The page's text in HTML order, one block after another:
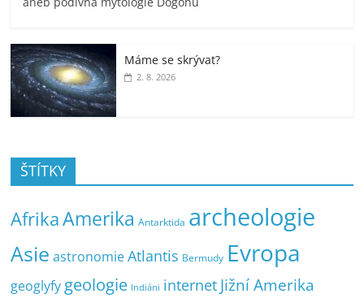
Máme se skrývat?
2. 8. 2026
ŠTÍTKY
AfrikaAmerika Antarktida archeologie
Asie astronomie Atlantis Bermudy Evropa
geoglyfy geologie Indiáni internet Jižní Amerika